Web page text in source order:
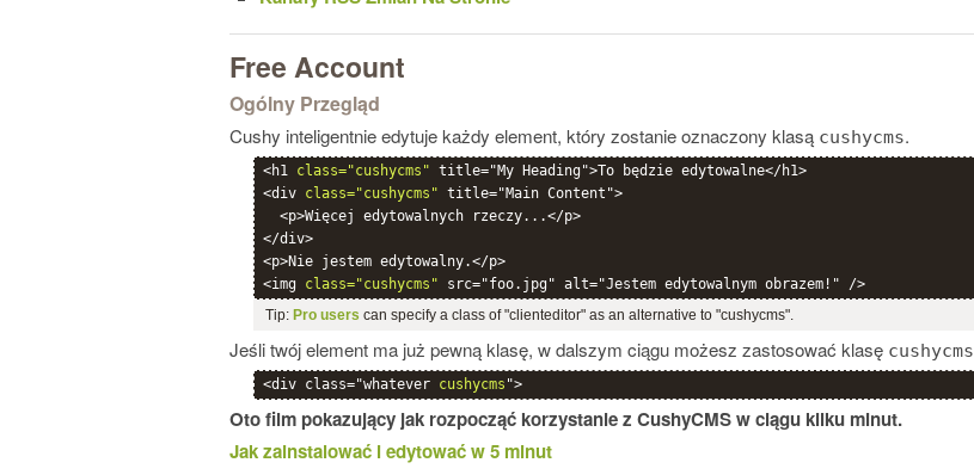
Free Account
Ogólny Przegląd
Cushy inteligentnie edytuje każdy element, który zostanie oznaczony klasą cushycms.
<h1 class="cushycms" title="My Heading">To będzie edytowalne</h1>
<div class="cushycms" title="Main Content">
  <p>Więcej edytowalnych rzeczy...</p>
</div>
<p>Nie jestem edytowalny.</p>
<img class="cushycms"
Tip: Pro users can specify a class of "clienteditor" as an alternative to "cushycms".
Jeśli twój element ma już pewną klasę, w dalszym ciągu możesz zastosować klasę cushycms
<div class="whatever cushycms ">
Oto film pokazujący jak rozpocząć korzystanie z CushyCMS w ciągu kilku minut.
Jak zainstalować i edytować w 5 minut